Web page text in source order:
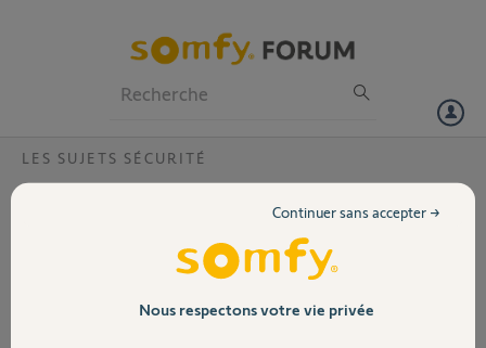
Volet
LES SUJETS SÉCURITÉ
J'ai changé de box donc de WIFI, après avoir reconnecté le link,
quand je veux installer la caméra dans le menu mes équipements, je
tape sur + et paramètre la caméra tout se passe correctement sauf
qu'elle prend la place d'un équipement déjà installé et je n’arrive plus à
Nous respectons votre vie privée
Continuer sans accepter →